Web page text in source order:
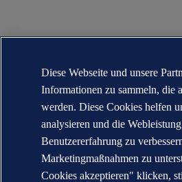
Diese Webseite und unsere
Informationen zu sammeln, die
werden. Diese Cookies helfen
analysieren und die
Benutzererfahrung zu
Marketingmaßnahmen zu
Cookies akzeptieren" klicken,